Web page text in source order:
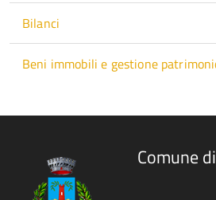
Bilanci
Beni immobili e gestione
Comune